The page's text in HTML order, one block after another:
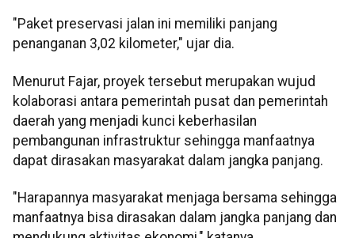
"Paket preservasi jalan ini memiliki panjang
penanganan 3,02 kilometer," ujar dia.
Menurut Fajar, proyek tersebut merupakan wujud
kolaborasi antara pemerintah pusat dan pemerintah
daerah yang menjadi kunci keberhasilan
pembangunan infrastruktur sehingga manfaatnya
dapat dirasakan masyarakat dalam jangka panjang.
"Harapannya masyarakat menjaga bersama sehingga
manfaatnya bisa dirasakan dalam jangka panjang dan